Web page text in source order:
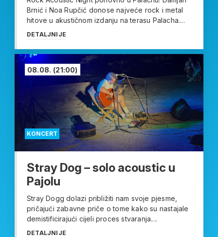
Brnić i Noa Rupčić donose najveće rock i metal
hitove u akustičnom izdanju na terasu Palacha....
DETALJNIJE
KONCERT
08.08. (21:00)
Stray Dog – solo acoustic u
Pajolu
Stray Dogg dolazi približiti nam svoje pjesme,
pričajući zabavne priče o tome kako su nastajale
demistificirajući cijeli proces stvaranja....
DETALJNIJE